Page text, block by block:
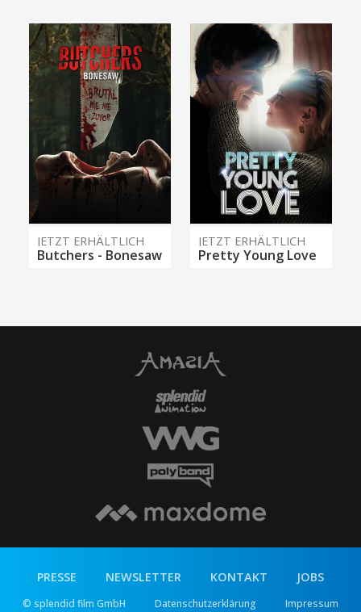
JETZT ERHÄLTLICH
Butchers - Bonesaw
JETZT ERHÄLTLICH
Pretty Young Love
PRESSE NEWSLETTER KONTAKT JOBS
© splendid film GmbH Datenschutzerklärung Impressum